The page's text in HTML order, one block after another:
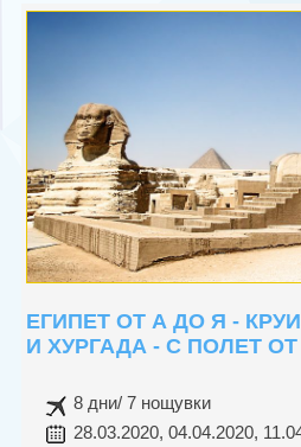
ЕГИПЕТ ОТ А ДО Я -
И ХУРГАДА - С ПОЛЕТ
8 дни/ 7 нощувки
28.03.2020, 04.04.2020,